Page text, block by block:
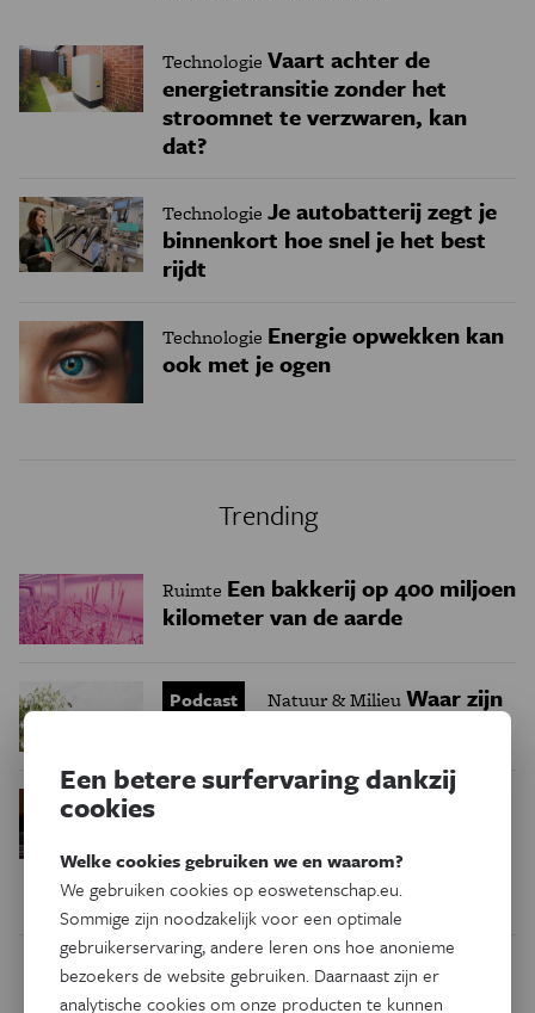
Technologie Vaart achter de
energietransitie zonder het
stroomnet te verzwaren, kan
dat?
Technologie Je autobatterij zegt je
binnenkort hoe snel je het best
rijdt
Technologie Energie opwekken kan
ook met je ogen
Trending
Ruimte Een bakkerij op 400 miljoen
kilometer van de aarde
Podcast Natuur & MilieuWaar zijn
Waarom we tinnitus
Dit artikel delen op:
Een betere surfervaring dankzij
cookies
Welke cookies gebruiken we en waarom?
We gebruiken cookies op eoswetenschap.eu.
Sommige zijn noodzakelijk voor een optimale
gebruikerservaring, andere leren ons hoe anonieme
bezoekers de website gebruiken. Daarnaast zijn er
analytische cookies om onze producten te kunnen